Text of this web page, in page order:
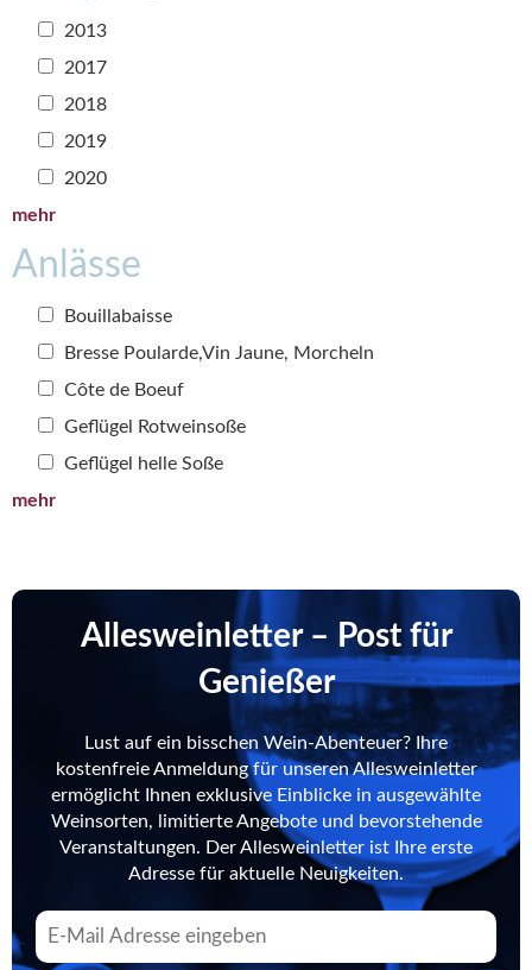
2013
2017
2018
2019
2020
mehr
Anlässe
Bouillabaisse
Bresse Poularde,Vin Jaune, Morcheln
Côte de Boeuf
Geflügel Rotweinsoße
Geflügel helle Soße
mehr
Allesweinletter – Post für
Genießer
Lust auf ein bisschen Wein-Abenteuer? Ihre
kostenfreie Anmeldung für unseren Allesweinletter
ermöglicht Ihnen exklusive Einblicke in ausgewählte
Weinsorten, limitierte Angebote und bevorstehende
Veranstaltungen. Der Allesweinletter ist Ihre erste
Adresse für aktuelle Neuigkeiten.